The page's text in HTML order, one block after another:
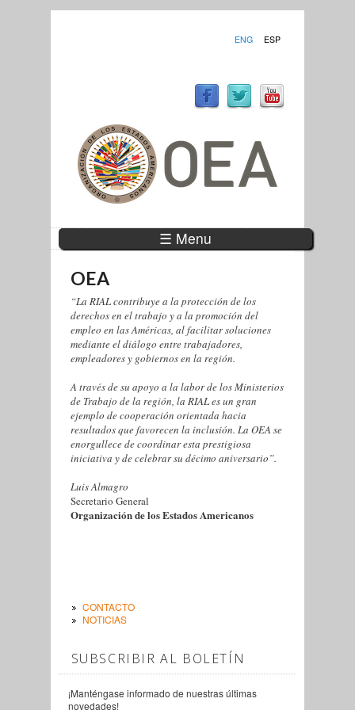
ENG ESP
☰ Menu
OEA
“La RIAL contribuye a la protección de los
derechos en el trabajo y a la promoción del
empleo en las Américas, al facilitar soluciones
mediante el diálogo entre trabajadores,
empleadores y gobiernos en la región.
A través de su apoyo a la labor de los Ministerios
de Trabajo de la región, la RIAL es un gran
ejemplo de cooperación orientada hacia
resultados que favorecen la inclusión. La OEA se
enorgullece de coordinar esta prestigiosa
iniciativa y de celebrar su décimo aniversario”.
Luis Almagro
Secretario General
Organización de los Estados Americanos
CONTACTO
NOTICIAS
SUBSCRIBIR AL BOLETÍN
¡Manténgase informado de nuestras últimas
novedades!